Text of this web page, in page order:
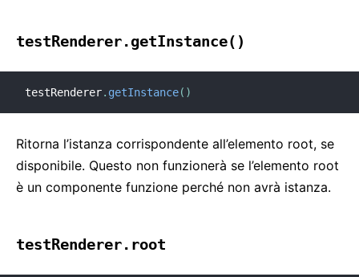
testRenderer.getInstance()
testRenderer. getInstance( )
Ritorna l’istanza corrispondente all’elemento root, se
disponibile. Questo non funzionerà se l’elemento root
è un componente funzione perché non avrà istanza.
testRenderer.root